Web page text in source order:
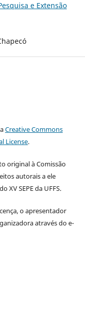
e Extensão
Creative Commons
License.
original à Comissão
autorais a ele
XV SEPE da UFFS.
o apresentador
através do e-